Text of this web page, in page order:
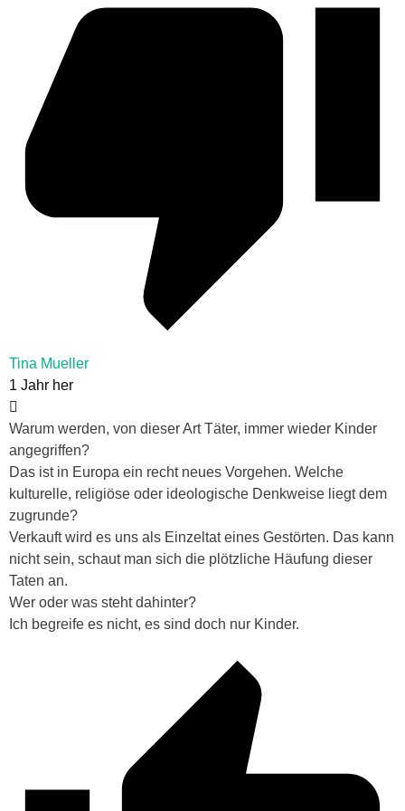
Tina Mueller
1 Jahr her
Warum werden, von dieser Art Täter, immer wieder Kinder
angegriffen?
Das ist in Europa ein recht neues Vorgehen. Welche
kulturelle, religiöse oder ideologische Denkweise liegt dem
zugrunde?
Verkauft wird es uns als Einzeltat eines Gestörten. Das kann
nicht sein, schaut man sich die plötzliche Häufung dieser
Taten an.
Wer oder was steht dahinter?
Ich begreife es nicht, es sind doch nur Kinder.